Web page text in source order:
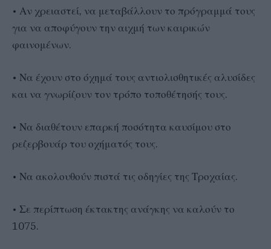
• Αν χρειαστεί, να μεταβάλλουν το πρόγραμμά τους
για να αποφύγουν την αιχμή των καιρικών
φαινομένων.
• Να έχουν στο όχημά τους αντιολισθητικές αλυσίδες
και να γνωρίζουν τον τρόπο τοποθέτησής τους.
• Να διαθέτουν επαρκή ποσότητα καυσίμου στο
ρεζερβουάρ του οχήματός τους.
• Να ακολουθούν πιστά τις οδηγίες της Τροχαίας.
• Σε περίπτωση έκτακτης ανάγκης να καλούν το
1075.